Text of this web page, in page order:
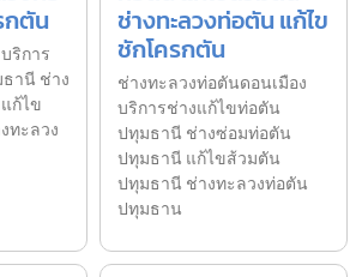
กตัน
ริการ
านี ช่าง
ก้ไข
ทะลวง
ช่างทะลวงท่อตัน แก้ไข
ชักโครกตัน
ช่างทะลวงท่อตันดอนเมือง
บริการช่างแก้ไขท่อตัน
ปทุมธานี ช่างซ่อมท่อตัน
ปทุมธานี แก้ไขส้วมตัน
ปทุมธานี ช่างทะลวงท่อตัน
ปทุมธาน